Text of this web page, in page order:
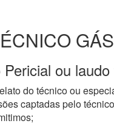
ou
do técnico ou
captadas pelo